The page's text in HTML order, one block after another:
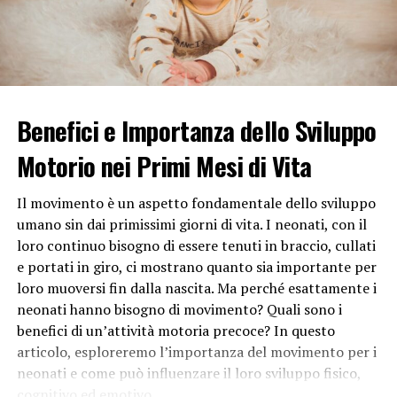
Un ambiente sicuro protegge i bambini dai pericoli fisici.
Case sicure, aree giochi ben attrezzate e norme di
sicurezza adeguate contribuiscono a prevenire incidenti
e infortuni. La prevenzione è cruciale poiché i bambini,
essendo naturalmente esploratori, potrebbero non
circondano.
4.Autostima e Sicurezza Personale:
Un ambiente sicuro favorisce lo sviluppo dell’autostima
e della sicurezza personale. I bambini che si sentono al
sicuro esplorano e sperimentano nuove attività con più
fiducia. La sicurezza emotiva si traduce in una maggiore
indipendenza e nella capacità di affrontare le sfide della
vita quotidiana con una mentalità positiva.
5.Salute Mentale:
Benefici e Importanza dello Sviluppo
Motorio nei Primi Mesi di Vita
Il movimento è un aspetto fondamentale dello sviluppo
umano sin dai primissimi giorni di vita. I neonati, con il
loro continuo bisogno di essere tenuti in braccio, cullati
e portati in giro, ci mostrano quanto sia importante per
loro muoversi fin dalla nascita. Ma perché esattamente i
neonati hanno bisogno di movimento? Quali sono i
benefici di un’attività motoria precoce? In questo
articolo, esploreremo l’importanza del movimento per i
neonati e come può influenzare il loro sviluppo fisico,